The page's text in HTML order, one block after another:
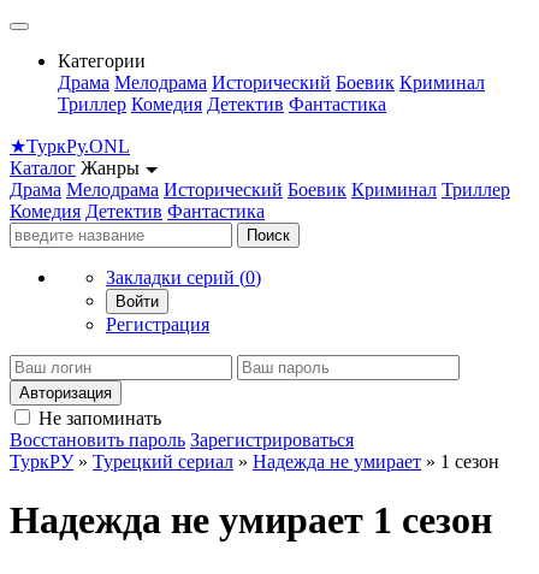
Категории
Драма Мелодрама Исторический Боевик Криминал
Триллер Комедия Детектив Фантастика
★ТуркРу.ONL
Каталог Жанры
Драма Мелодрама Исторический Боевик Криминал Триллер
Комедия Детектив Фантастика
Поиск
Закладки серий (0)
Войти
Регистрация
Авторизация
Не запоминать
Восстановить пароль Зарегистрироваться
ТуркРУ» Турецкий сериал » Надежда не умирает » 1 сезон
Надежда не умирает 1 сезон